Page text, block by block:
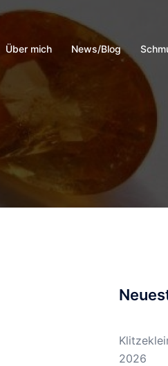
Über mich News/Blog
2026